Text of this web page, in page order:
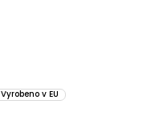
Vyrobeno v EU